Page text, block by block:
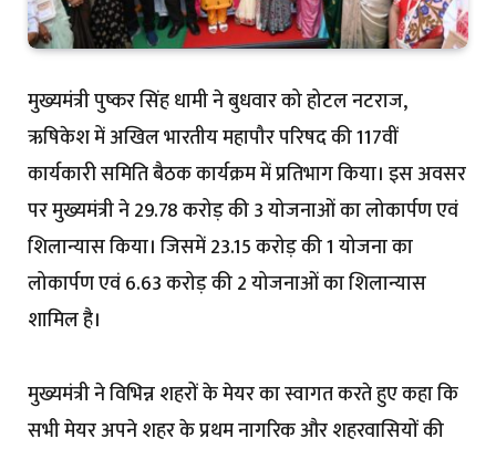
मुख्यमंत्री पुष्कर सिंह धामी ने बुधवार को होटल नटराज,
ऋषिकेश में अखिल भारतीय महापौर परिषद की 117वीं
कार्यकारी समिति बैठक कार्यक्रम में प्रतिभाग किया। इस अवसर
पर मुख्यमंत्री ने 29.78 करोड़ की 3 योजनाओं का लोकार्पण एवं
शिलान्यास किया। जिसमें 23.15 करोड़ की 1 योजना का
लोकार्पण एवं 6.63 करोड़ की 2 योजनाओं का शिलान्यास
शामिल है।
मुख्यमंत्री ने विभिन्न शहरों के मेयर का स्वागत करते हुए कहा कि
सभी मेयर अपने शहर के प्रथम नागरिक और शहरवासियों की